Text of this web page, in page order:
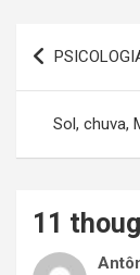
Navegação
de
PostSol, chuva,
11